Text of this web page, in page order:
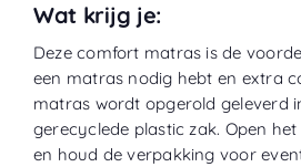
Wat krijg je:
Deze comfort matras is de
een matras nodig hebt en extra
matras wordt opgerold geleverd
gerecyclede plastic zak. Open
en houd de verpakking voor